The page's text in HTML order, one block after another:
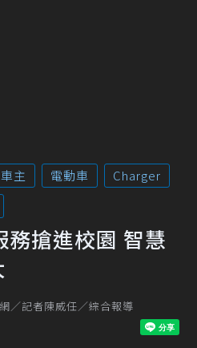
車主 電動車
Charger
務搶進校園 智慧
／記者陳威任／綜合報導